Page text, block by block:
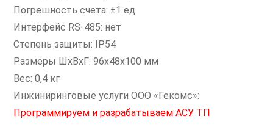
Погрешность счета: ±1 ед.
Интерфейс RS-485: нет
Степень защиты: IP54
Размеры ШxВxГ: 96x48x100 мм
Вес: 0,4 кг
Инжиниринговые услуги ООО «Гекомс»:
Программируем и разрабатываем АСУ ТП